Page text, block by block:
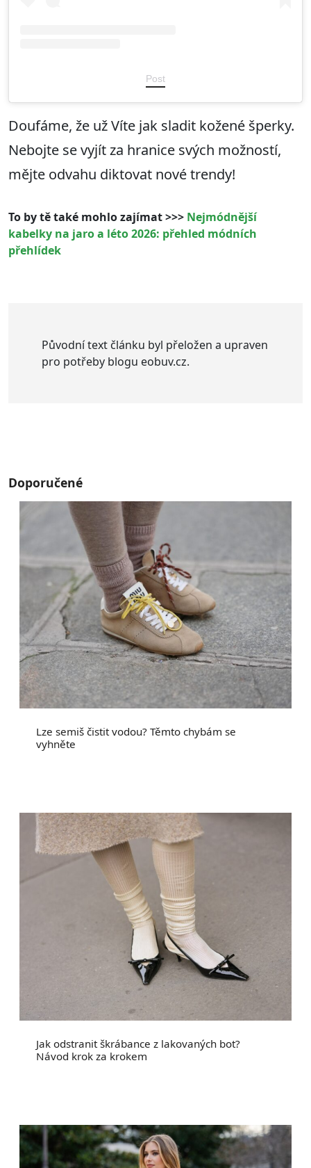
Post
Doufáme, že už Víte jak sladit kožené šperky.
Nebojte se vyjít za hranice svých možností,
mějte odvahu diktovat nové trendy!
To by tě také mohlo zajímat >>> Nejmódnější
kabelky na jaro a léto 2026: přehled módních
přehlídek
Původní text článku byl přeložen a upraven
pro potřeby blogu eobuv.cz.
Doporučené
Lze semiš čistit vodou? Těmto chybám se
vyhněte
Jak odstranit škrábance z lakovaných bot?
Návod krok za krokem